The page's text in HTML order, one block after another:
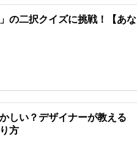
の二択クイズに挑戦！【あな
しい？デザイナーが教える
方